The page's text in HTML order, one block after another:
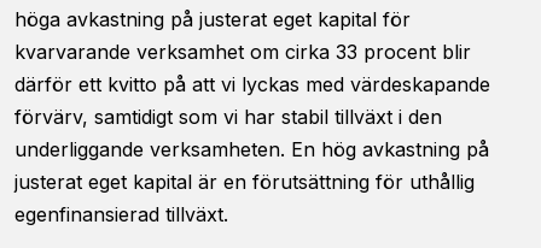
höga avkastning på justerat eget kapital för
kvarvarande verksamhet om cirka 33 procent blir
därför ett kvitto på att vi lyckas med värdeskapande
förvärv, samtidigt som vi har stabil tillväxt i den
underliggande verksamheten. En hög avkastning på
justerat eget kapital är en förutsättning för uthållig
egenfinansierad tillväxt.